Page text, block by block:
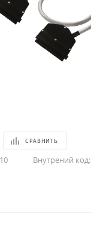
СРАВНИТЬ
Внутрений код: